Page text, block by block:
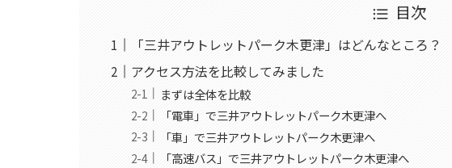
目次
「三井アウトレットパーク木更津」はどんなところ？
アクセス方法を比較してみました
まずは全体を比較
「電車」で三井アウトレットパーク木更津へ
「車」で三井アウトレットパーク木更津へ
「高速バス」で三井アウトレットパーク木更津へ